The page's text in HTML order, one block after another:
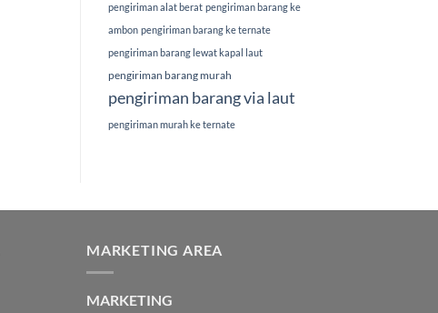
pengiriman alat berat pengiriman barang ke
ambon pengiriman barang ke ternate
pengiriman barang lewat kapal laut
pengiriman barang murah
pengiriman barang via laut
pengiriman murah ke ternate
MARKETING AREA
MARKETING